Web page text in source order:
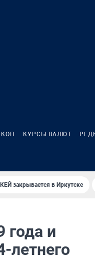
КУРСЫ ВАЛЮТ
закрывается в Иркутске
и
летнего